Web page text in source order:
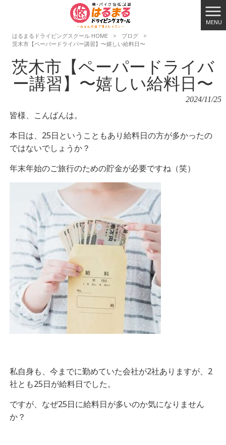
MENU
はるまるドライビングスクール HOME
> ブログ
>
茨木市【ペーパードライバー講習】〜嬉しい給料日〜
茨木市【ペーパードライバ
ー講習】〜嬉しい給料日〜
2024/11/25
皆様、こんばんは。
本日は、25日ということもあり給料日の方が多かったの
ではないでしょうか？
年末年始のご旅行のための貯金が必要ですね（笑）
私自身も、今までに勤めていた会社が2社ありますが、2
社とも25日が給料日でした。
ですが、なぜ25日に給料日が多いのか気になりません
か？